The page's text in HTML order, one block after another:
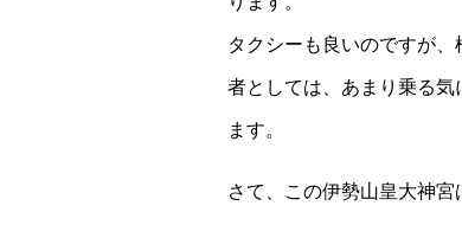
タクシーも良いのですが
者としては、あまり乗る
ます。
さて、この伊勢山皇大神宮